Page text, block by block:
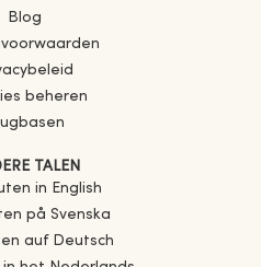
Blog
beheren
TALEN
in English
på Svenska
auf Deutsch